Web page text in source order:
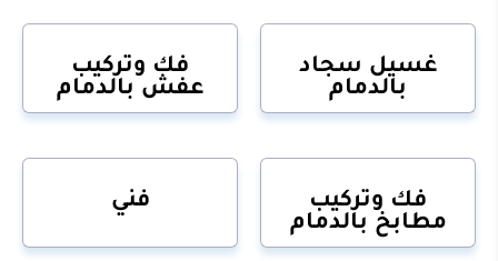
غسيل سجاد
بالدمام
فك وتركيب
عفش بالدمام
فك وتركيب
مطابخ بالدمام
فني